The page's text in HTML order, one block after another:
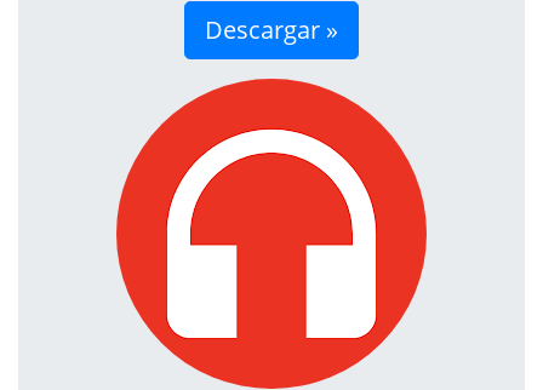
Descargar »